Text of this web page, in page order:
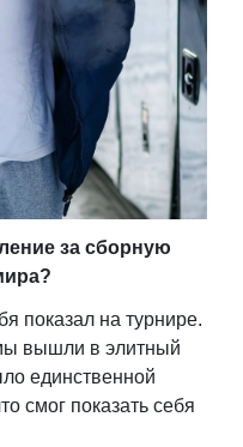
за сборную
показал на турнире.
вышли в элитный
единственной
смог показать себя